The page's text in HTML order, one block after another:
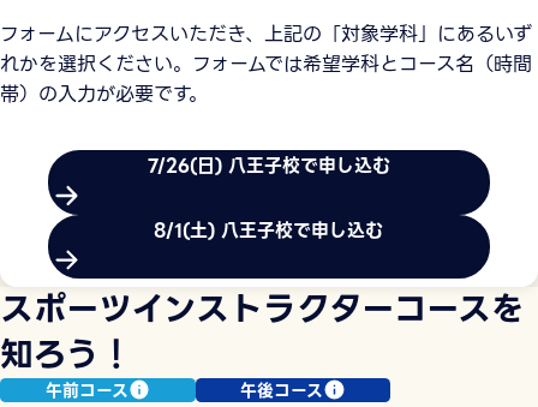
フォームにアクセスいただき、上記の「対象学科」にあるいず
れかを選択ください。フォームでは希望学科とコース名（時間
帯）の入力が必要です。
7/26(日) 八王子校で申し込む
8/1(土) 八王子校で申し込む
スポーツインストラクターコースを
知ろう！
午前コース 午後コース